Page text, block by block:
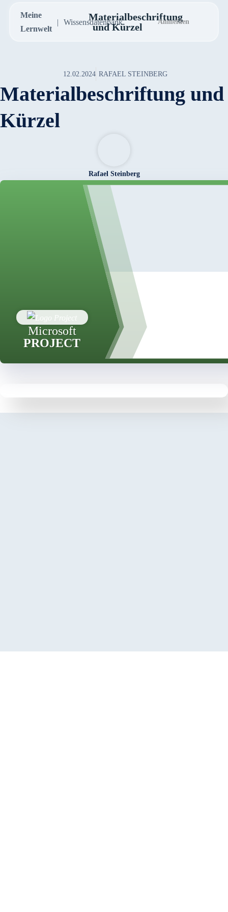
Meine
Lernwelt
Wissensdatenbank
Materialbeschriftung
und Kürzel
Anmelden
12.02.2024 RAFAEL STEINBERG
Materialbeschriftung und
Kürzel
Rafael Steinberg
Microsoft
PROJECT